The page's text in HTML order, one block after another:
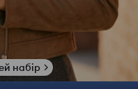
набір